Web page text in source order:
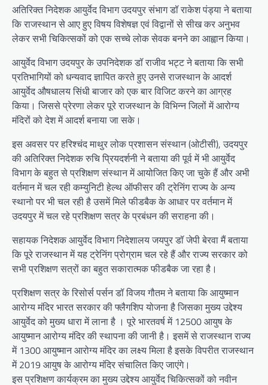
अतिरिक्त निदेशक आयुर्वेद विभाग उदयपुर संभाग डॉ राकेश पंड्या ने बताया
कि राजस्थान से आए हुए विषय विशेषज्ञ एवं विद्वानों से सीख कर अनुभव
लेकर सभी चिकित्सकों को एक सच्चे लोक सेवक बनने का आह्वान किया।
आयुर्वेद विभाग उदयपुर के उपनिदेशक डॉ राजीव भट्ट ने बताया कि सभी
प्रतिभागियों को धन्यवाद ज्ञापित करते हुए उनसे राजस्थान के आदर्श
आयुर्वेद औषधालय सिंधी बाजार को एक बार विजिट करने का आग्रह
किया। जिससे प्रेरणा लेकर पूरे राजस्थान के विभिन्न जिलों में आरोग्य
मंदिरों को देश में आदर्श बनाया जा सके।
इस अवसर पर हरिश्चंद माथुर लोक प्रशासन संस्थान (ओटीसी), उदयपुर
की अतिरिक्त निदेशक रुचि प्रियदर्शनी ने बताया की पूर्व में भी आयुर्वेद
विभाग के बहुत से प्रशिक्षण संस्थान में आयोजित किए जा चुके हैं और अभी
वर्तमान में चल रही कम्युनिटी हेल्थ ऑफीसर की ट्रेनिंग राज्य के अन्य
स्थानो पर भी चल रही है उसमें मिले फीडबैक के आधार पर वर्तमान में
उदयपुर में चल रहे प्रशिक्षण सत्र के प्रबंधन की सराहना की।
सहायक निदेशक आयुर्वेद विभाग निदेशालय जयपुर डॉ जेपी बेरवा मैं बताया
कि पूरे राजस्थान में यह ट्रेनिंग प्रोग्राम चल रहे हैं और राज्य सरकार को
सभी प्रशिक्षण सत्रों का बहुत सकारात्मक फीडबैक जा रहा है।
प्रशिक्षण सत्र के रिसोर्स पर्सन डॉ विजय गौतम ने बताया कि आयुष्मान
आरोग्य मंदिर भारत सरकार की फ्लैगशिप योजना है जिसका मुख्य उद्देश्य
आयुर्वेद को मुख्य धारा में लाना है । पूरे भारतवर्ष में 12500 आयुष के
आयुष्मान आरोग्य मंदिर की स्थापना की जानी है। इसमें से राजस्थान राज्य
में 1300 आयुष्मान आरोग्य मंदिर का लक्ष्य मिला है इसके विपरीत राजस्थान
में 2019 आयुष के आरोग्य मंदिर संचालित किए जाएंगे।
इस प्रशिक्षण कार्यक्रम का मुख्य उद्देश्य आयुर्वेद चिकित्सकों को नवीन